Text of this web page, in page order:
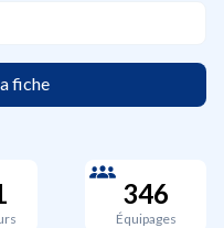
fiche
346
Équipages